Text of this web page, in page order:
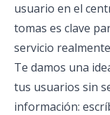
usuario en el
tomas es clave
servicio
Te damos una
tus usuarios sin
información: